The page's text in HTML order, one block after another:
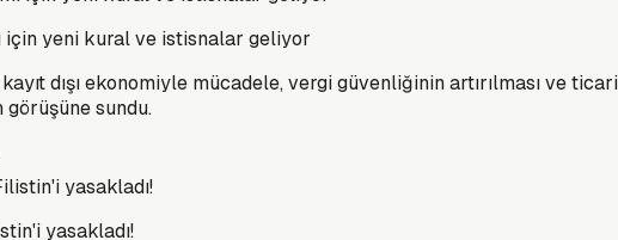
için yeni kural ve istisnalar geliyor
dışı ekonomiyle mücadele, vergi güvenliğinin artırılması ve
görüşüne sundu.
yasakladı!